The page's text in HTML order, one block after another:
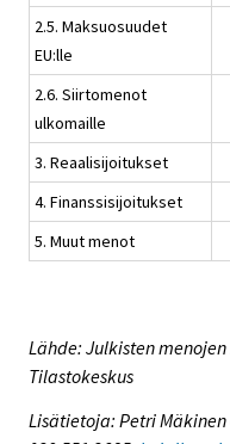
2.5. Maksuosuudet
EU:lle
2.6. Siirtomenot
ulkomaille
3. Reaalisijoitukset
4. Finanssisijoitukset
5. Muut menot
Lähde: Julkisten
Tilastokeskus
Lisätietoja: Petri